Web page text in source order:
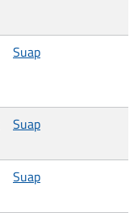
Suap
Suap
Suap